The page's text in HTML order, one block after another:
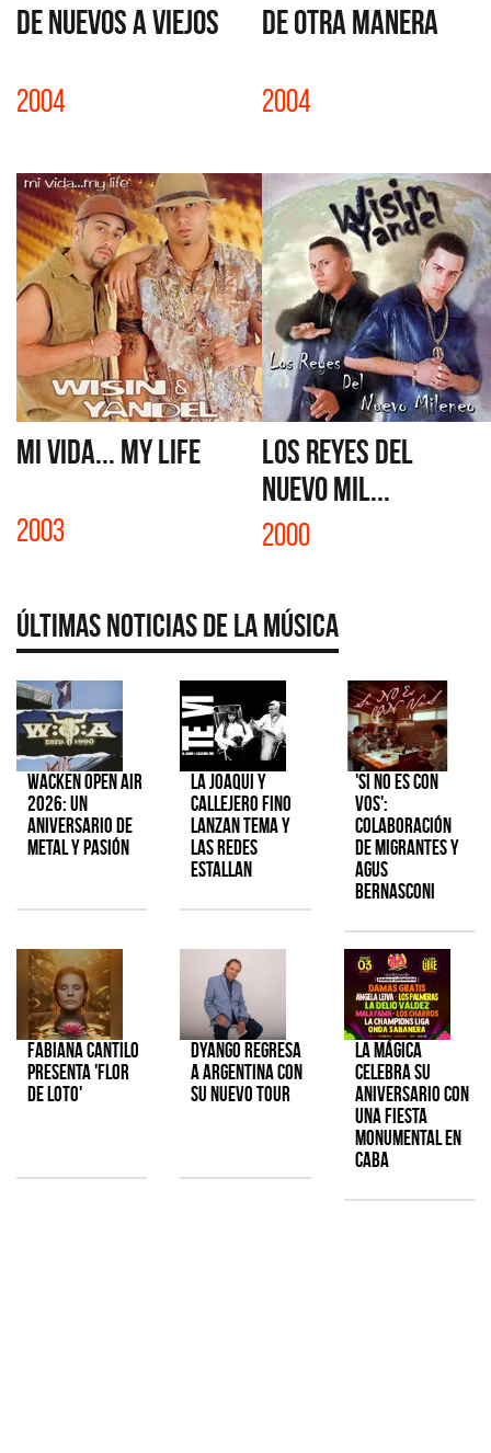
DE NUEVOS A VIEJOS
2004
DE OTRA MANERA
2004
MI VIDA... MY LIFE
2003
LOS REYES DEL
NUEVO MIL...
2000
Últimas Noticias de la Música
Wacken Open Air
2026: Un
aniversario de
metal y pasión
La Joaqui y
Callejero Fino
lanzan tema y
las redes
estallan
'Si No Es Con
Vos':
colaboración
de Migrantes y
Agus
Bernasconi
Fabiana Cantilo
presenta 'Flor
de Loto'
Dyango regresa
a Argentina con
su nuevo tour
La Mágica
celebra su
aniversario con
una fiesta
monumental en
CABA